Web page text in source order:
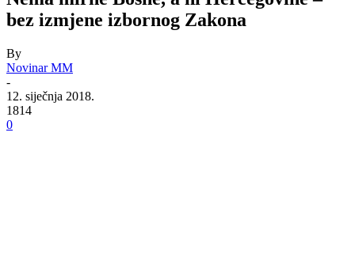
bez izmjene izbornog Zakona
By
Novinar MM
-
12. siječnja 2018.
1814
0